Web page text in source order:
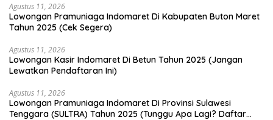
Agustus 11, 2026
Lowongan Pramuniaga Indomaret Di Kabupaten Buton Maret
Tahun 2025 (Cek Segera)
Agustus 11, 2026
Lowongan Kasir Indomaret Di Betun Tahun 2025 (Jangan
Lewatkan Pendaftaran Ini)
Agustus 11, 2026
Lowongan Pramuniaga Indomaret Di Provinsi Sulawesi
Tenggara (SULTRA) Tahun 2025 (Tunggu Apa Lagi? Daftar